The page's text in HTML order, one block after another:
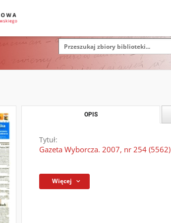
OPIS
Tytuł:
Gazeta Wyborcza. 2007, nr 254 (5562)
Więcej